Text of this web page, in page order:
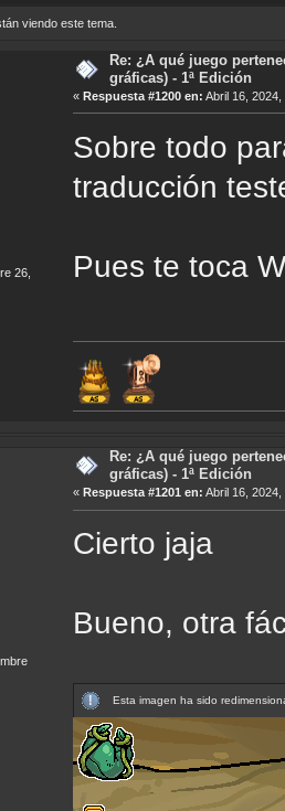
viendo este tema.
26,
Re: ¿A qué juego
gráficas) - 1ª Edición
«Respuesta #1200 en: Abril 16,
Sobre todo
traducción
Pues te toca
Re: ¿A qué juego
gráficas) - 1ª Edición
«Respuesta #1201 en: Abril 16,
Cierto jaja
Bueno, otra
Esta imagen ha sido